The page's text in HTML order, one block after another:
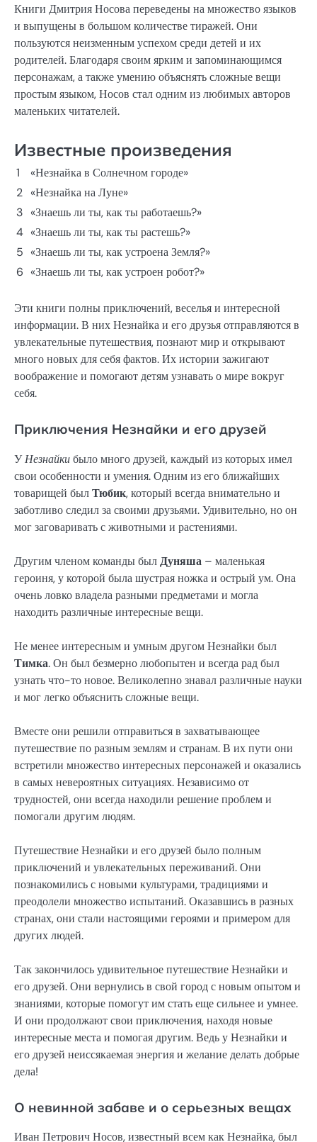
Книги Дмитрия Носова переведены на множество языков
и выпущены в большом количестве тиражей. Они
пользуются неизменным успехом среди детей и их
родителей. Благодаря своим ярким и запоминающимся
персонажам, а также умению объяснять сложные вещи
простым языком, Носов стал одним из любимых авторов
маленьких читателей.
Известные произведения
1
«Незнайка в Солнечном городе»
2 «Незнайка на Луне»
3 «Знаешь ли ты, как ты работаешь?»
4 «Знаешь ли ты, как ты растешь?»
5 «Знаешь ли ты, как устроена Земля?»
6 «Знаешь ли ты, как устроен робот?»
Эти книги полны приключений, веселья и интересной
информации. В них Незнайка и его друзья отправляются в
увлекательные путешествия, познают мир и открывают
много новых для себя фактов. Их истории зажигают
воображение и помогают детям узнавать о мире вокруг
себя.
Приключения Незнайки и его друзей
УНезнайкибыло много друзей, каждый из которых имел
свои особенности и умения. Одним из его ближайших
товарищей былТюбик, который всегда внимательно и
заботливо следил за своими друзьями. Удивительно, но он
мог заговаривать с животными и растениями.
Другим членом команды былДуняша – маленькая
героиня, у которой была шустрая ножка и острый ум. Она
очень ловко владела разными предметами и могла
находить различные интересные вещи.
Не менее интересным и умным другом Незнайки был
Тимка. Он был безмерно любопытен и всегда рад был
узнать что-то новое. Великолепно знавал различные науки
и мог легко объяснить сложные вещи.
Вместе они решили отправиться в захватывающее
путешествие по разным землям и странам. В их пути они
встретили множество интересных персонажей и оказались
в самых невероятных ситуациях. Независимо от
трудностей, они всегда находили решение проблем и
помогали другим людям.
Путешествие Незнайки и его друзей было полным
приключений и увлекательных переживаний. Они
познакомились с новыми культурами, традициями и
преодолели множество испытаний. Оказавшись в разных
странах, они стали настоящими героями и примером для
других людей.
Так закончилось удивительное путешествие Незнайки и
его друзей. Они вернулись в свой город с новым опытом и
знаниями, которые помогут им стать еще сильнее и умнее.
И они продолжают свои приключения, находя новые
интересные места и помогая другим. Ведь у Незнайки и
его друзей неиссякаемая энергия и желание делать добрые
дела!
О невинной забаве и о серьезных вещах
Иван Петрович Носов, известный всем как Незнайка, был